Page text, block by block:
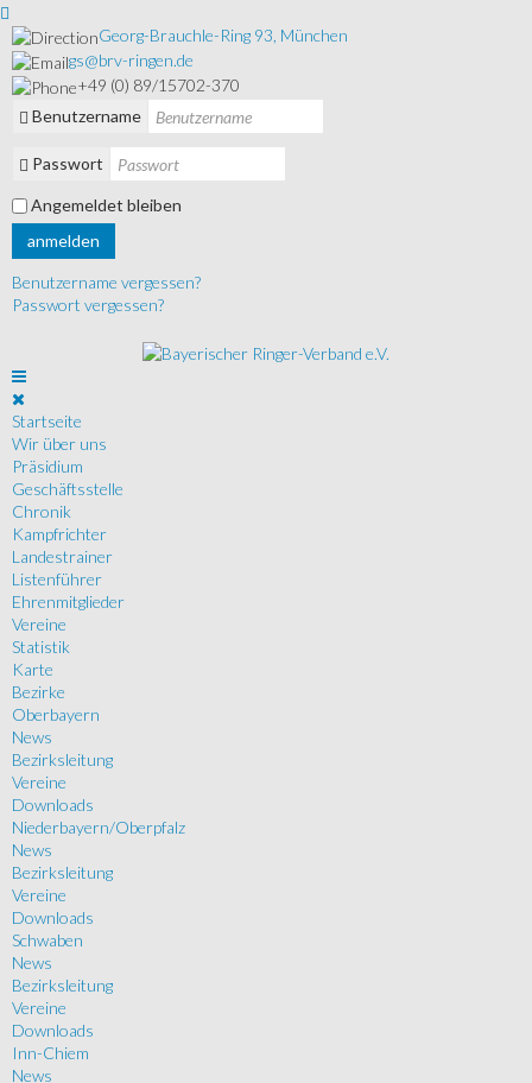
Georg-Brauchle-Ring 93, München
gs@brv-ringen.de
+49 (0) 89/15702-370
Benutzername
Passwort
Angemeldet bleiben
anmelden
Benutzername vergessen?
Passwort vergessen?
Startseite
Wir über uns
Präsidium
Geschäftsstelle
Chronik
Kampfrichter
Landestrainer
Listenführer
Ehrenmitglieder
Vereine
Statistik
Karte
Bezirke
Oberbayern
News
Bezirksleitung
Vereine
Downloads
Niederbayern/Oberpfalz
News
Bezirksleitung
Vereine
Downloads
Schwaben
News
Bezirksleitung
Vereine
Downloads
Inn-Chiem
News